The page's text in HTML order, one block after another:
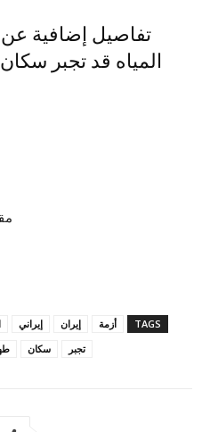
تفاصيل إضافية عن
المياه قد تجبر
TAGS أزمة إيران إيراني
تجبر
سكان